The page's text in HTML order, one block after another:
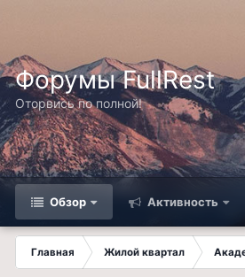
Форумы FullRest
Оторвись по полной!
Обзор Активность
Главная Жилой квартал